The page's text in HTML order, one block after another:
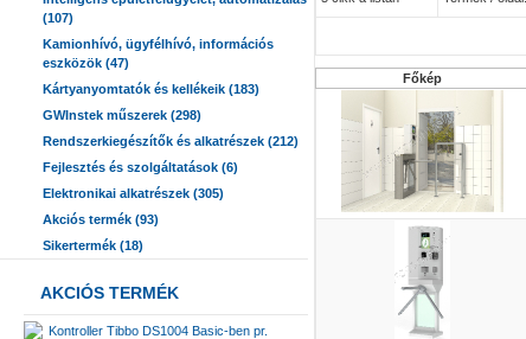
(107)
Kamionhívó, ügyfélhívó, információs
eszközök (47)
Kártyanyomtatók és kellékeik (183)
GWInstek műszerek (298)
Rendszerkiegészítők és alkatrészek (212)
Fejlesztés és szolgáltatások (6)
Elektronikai alkatrészek (305)
Akciós termék (93)
Sikertermék (18)
AKCIÓS TERMÉK
Kontroller Tibbo DS1004 Basic-ben pr.
Főkép